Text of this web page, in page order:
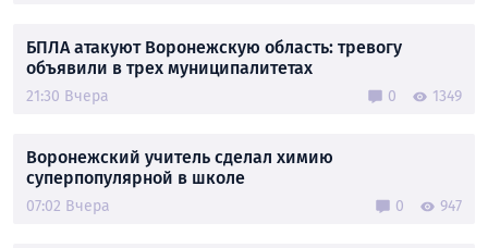
БПЛА атакуют Воронежскую область: тревогу
объявили в трех муниципалитетах
21:30 Вчера 0 1349
Воронежский учитель сделал химию
суперпопулярной в школе
07:02 Вчера 0 947